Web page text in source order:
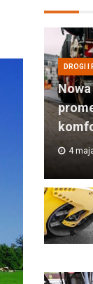
DROGI I
4